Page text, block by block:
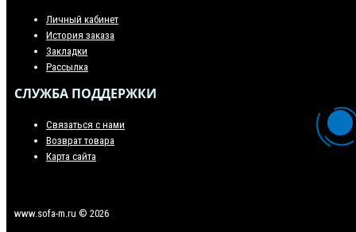
Личный кабинет
История заказа
Закладки
Рассылка
СЛУЖБА ПОДДЕРЖКИ
Связаться с нами
Возврат товара
Карта сайта
www.sofa-m.ru © 2026